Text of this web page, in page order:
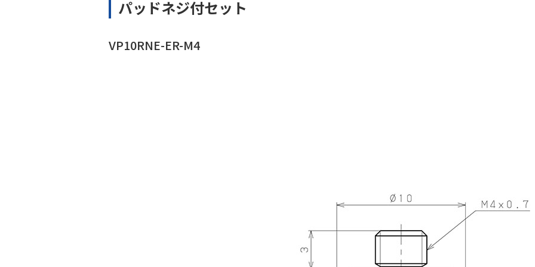
パッドネジ付セット
VP10RNE-ER-M4